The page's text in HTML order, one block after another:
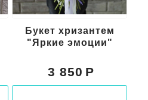
19 розовых кустовых
роз
4 800